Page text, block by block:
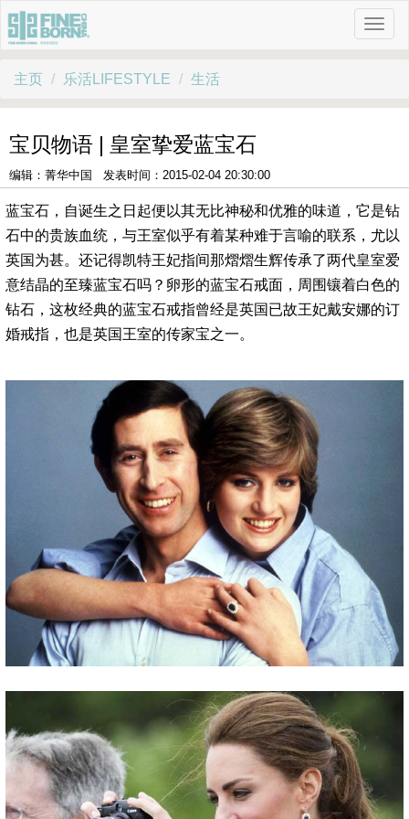
主页 乐活LIFESTYLE 生活
宝贝物语 | 皇室挚爱蓝宝石
编辑：菁华中国 发表时间：2015-02-04 20:30:00
蓝宝石，自诞生之日起便以其无比神秘和优雅的味道，它是钻
石中的贵族血统，与王室似乎有着某种难于言喻的联系，尤以
英国为甚。还记得凯特王妃指间那熠熠生辉传承了两代皇室爱
意结晶的至臻蓝宝石吗？卵形的蓝宝石戒面，周围镶着白色的
钻石，这枚经典的蓝宝石戒指曾经是英国已故王妃戴安娜的订
婚戒指，也是英国王室的传家宝之一。